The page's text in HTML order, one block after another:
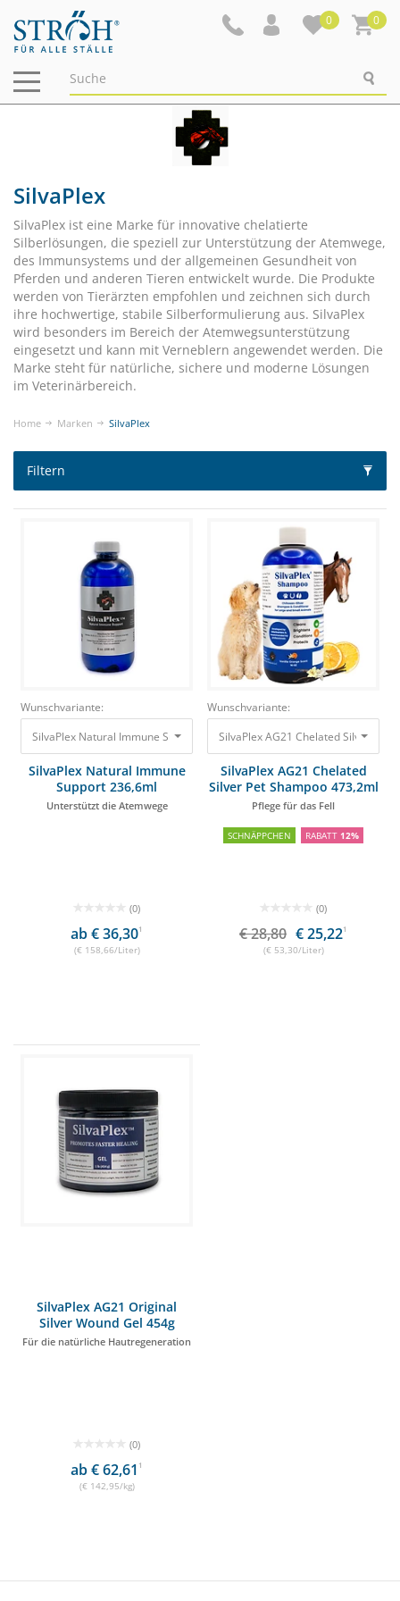
0 0
Navigation
ein-/ausblenden
SilvaPlex
SilvaPlex ist eine Marke für innovative chelatierte
Silberlösungen, die speziell zur Unterstützung der Atemwege,
des Immunsystems und der allgemeinen Gesundheit von
Pferden und anderen Tieren entwickelt wurde. Die Produkte
werden von Tierärzten empfohlen und zeichnen sich durch
ihre hochwertige, stabile Silberformulierung aus. SilvaPlex
wird besonders im Bereich der Atemwegsunterstützung
eingesetzt und kann mit Verneblern angewendet werden. Die
Marke steht für natürliche, sichere und moderne Lösungen
im Veterinärbereich.
Home Marken SilvaPlex
Filtern
Wunschvariante:
SilvaPlex Natural Immune Support 236,6ml Unterstützt die Atemwege
SilvaPlex Natural Immune
Support 236,6ml
Unterstützt die Atemwege
(0)
ab € 36,301
(€ 158,66/Liter)
Wunschvariante:
SilvaPlex AG21 Chelated Silver Pet
SilvaPlex AG21 Chelated
Silver Pet Shampoo 473,2ml
Pflege für das Fell
SCHNÄPPCHEN RABATT 12%
(0)
€ 28,80 € 25,221
(€ 53,30/Liter)
SilvaPlex AG21 Original
Silver Wound Gel 454g
Für die natürliche Hautregeneration
(0)
ab € 62,61 1
(€ 142,95/kg)